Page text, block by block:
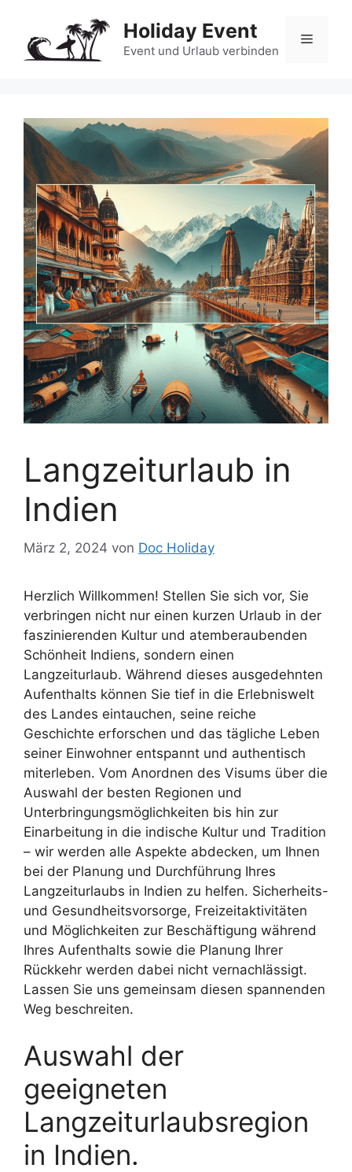
springen
Holiday Event
Event und Urlaub verbinden
Menü
Langzeiturlaub in
Indien
März 2, 2024 von Doc Holiday
Herzlich Willkommen! Stellen Sie sich vor, Sie
verbringen nicht nur einen kurzen Urlaub in der
faszinierenden Kultur und atemberaubenden
Schönheit Indiens, sondern einen
Langzeiturlaub. Während dieses ausgedehnten
Aufenthalts können Sie tief in die Erlebniswelt
des Landes eintauchen, seine reiche
Geschichte erforschen und das tägliche Leben
seiner Einwohner entspannt und authentisch
miterleben. Vom Anordnen des Visums über die
Auswahl der besten Regionen und
Unterbringungsmöglichkeiten bis hin zur
Einarbeitung in die indische Kultur und Tradition
– wir werden alle Aspekte abdecken, um Ihnen
bei der Planung und Durchführung Ihres
Langzeiturlaubs in Indien zu helfen. Sicherheits-
und Gesundheitsvorsorge, Freizeitaktivitäten
und Möglichkeiten zur Beschäftigung während
Ihres Aufenthalts sowie die Planung Ihrer
Rückkehr werden dabei nicht vernachlässigt.
Lassen Sie uns gemeinsam diesen spannenden
Weg beschreiten.
Auswahl der
geeigneten
Langzeiturlaubsregion
in Indien.